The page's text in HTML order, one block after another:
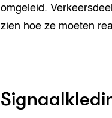
omgeleid.
zien hoe ze moeten